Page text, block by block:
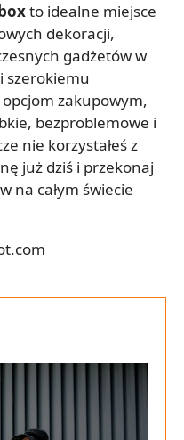
to idealne miejsce
dekoracji,
gadżetów w
szerokiemu
zakupowym,
bezproblemowe i
nie korzystałeś z
już dziś i przekonaj
na całym świecie